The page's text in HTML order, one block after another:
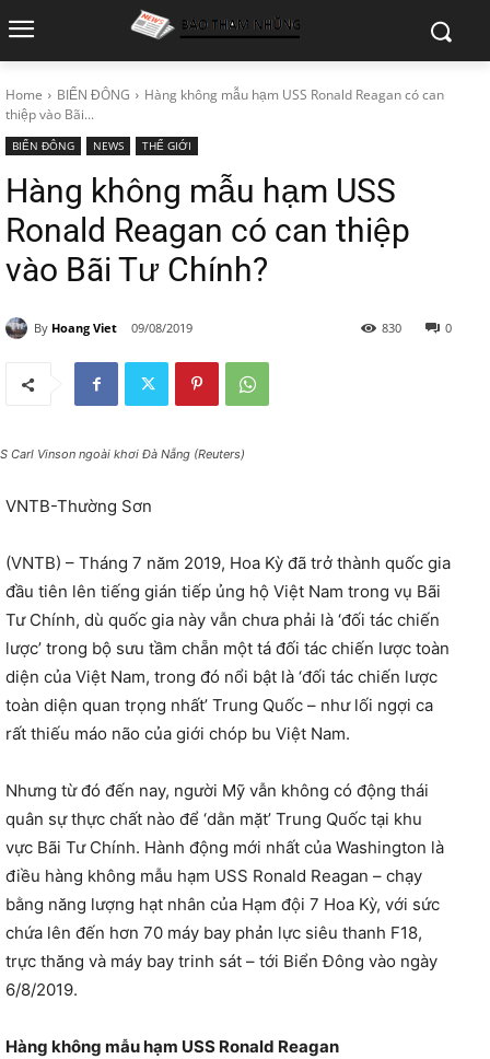
Home BIỂN ĐÔNG
Hàng không mẫu hạm USS Ronald Reagan có can
thiệp vào Bãi...
BIỂN ĐÔNG NEWS THẾ GIỚI
Hàng không mẫu hạm USS
Ronald Reagan có can thiệp
vào Bãi Tư Chính?
By Hoang Viet 09/08/2019 0
830
Carl Vinson ngoài khơi Đà Nẵng (Reuters)
VNTB-Thường Sơn
(VNTB) – Tháng 7 năm 2019, Hoa Kỳ đã trở thành quốc gia
đầu tiên lên tiếng gián tiếp ủng hộ Việt Nam trong vụ Bãi
Tư Chính, dù quốc gia này vẫn chưa phải là ‘đối tác chiến
lược’ trong bộ sưu tầm chẵn một tá đối tác chiến lược toàn
diện của Việt Nam, trong đó nổi bật là ‘đối tác chiến lược
toàn diện quan trọng nhất’ Trung Quốc – như lối ngợi ca
rất thiếu máo não của giới chóp bu Việt Nam.
Nhưng từ đó đến nay, người Mỹ vẫn không có động thái
quân sự thực chất nào để ‘dằn mặt’ Trung Quốc tại khu
vực Bãi Tư Chính. Hành động mới nhất của Washington là
điều hàng không mẫu hạm USS Ronald Reagan – chạy
bằng năng lượng hạt nhân của Hạm đội 7 Hoa Kỳ, với sức
chứa lên đến hơn 70 máy bay phản lực siêu thanh F18,
trực thăng và máy bay trinh sát – tới Biển Đông vào ngày
6/8/2019.
Hàng không mẫu hạm USS Ronald Reagan